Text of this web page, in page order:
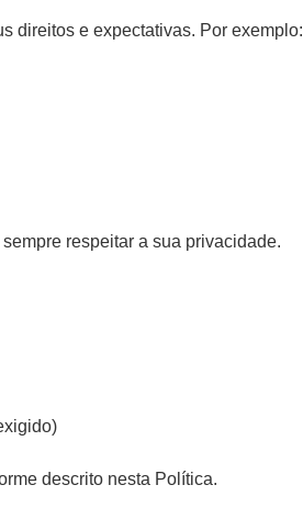
direitos e expectativas. Por exemplo:
respeitar a sua privacidade.
descrito nesta Política.